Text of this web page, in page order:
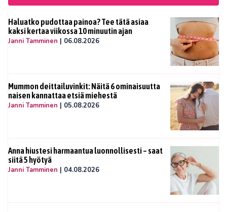
Haluatko pudottaa painoa? Tee tätä asiaa
kaksi kertaa viikossa 10 minuutin ajan
Janni Tamminen | 06.08.2026
Mummon deittailuvinkit: Näitä 6 ominaisuutta
naisen kannattaa etsiä miehestä
Janni Tamminen | 05.08.2026
Anna hiustesi harmaantua luonnollisesti – saat
siitä 5 hyötyä
Janni Tamminen | 04.08.2026